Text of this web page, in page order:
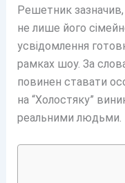
Решетник
не лише його
усвідомлення
рамках шоу. За
повинен ставати
на “Холостяку”
реальними людьми.